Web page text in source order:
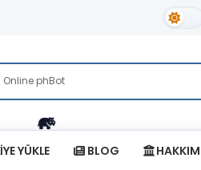
Gündüz
YÜKLE BLOG